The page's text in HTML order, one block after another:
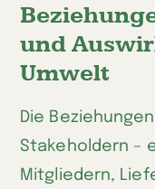
und
Umwelt
Die
Stakeholdern –
Mitgliedern,